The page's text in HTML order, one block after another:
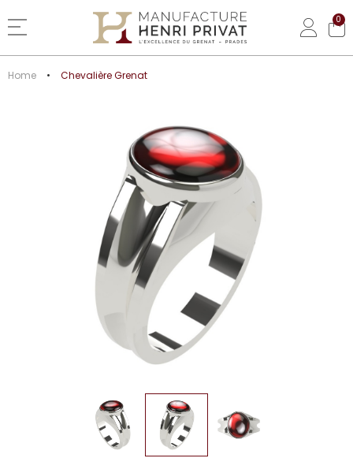
Basculer la navigation
0
Home Chevalière Grenat